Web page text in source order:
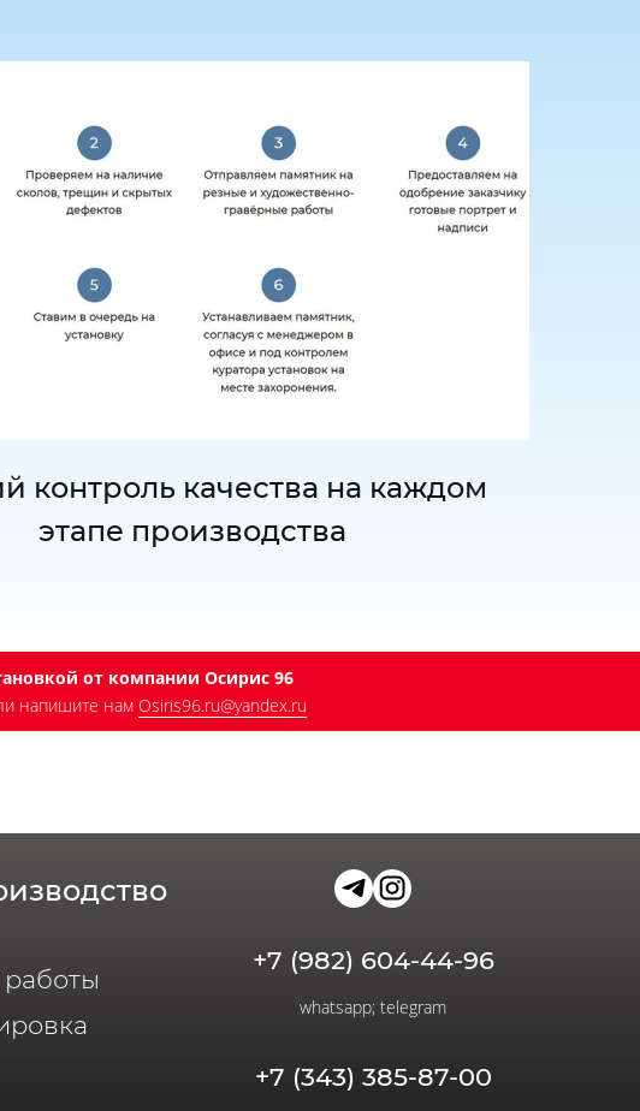
контроль качества на каждом
этапе производства
от компании Осирис 96
напишите нам Osiris96.ru@yandex.ru
+7 (982) 604-44-96
whatsapp; telegram
+7 (343) 385-87-00